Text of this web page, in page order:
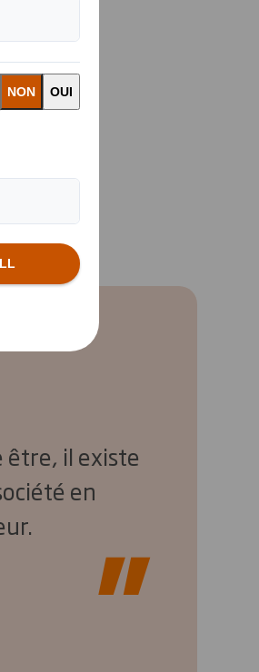
être, il existe
en